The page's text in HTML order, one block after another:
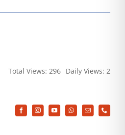
Total Views: 296 Daily Views: 2